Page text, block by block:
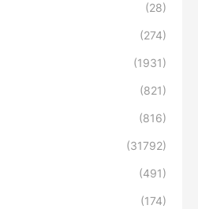
(28)
(274)
(1931)
(821)
(816)
(31792)
(491)
(174)